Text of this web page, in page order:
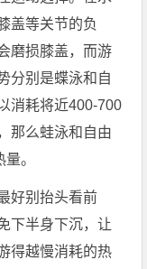
盖等关节的负
磨损膝盖，而游
分别是蝶泳和自
消耗将近400-700
那么蛙泳和自由
。
别抬头看前
下半身下沉，让
得越慢消耗的热